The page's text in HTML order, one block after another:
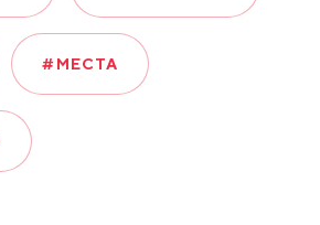
#МЕСТА